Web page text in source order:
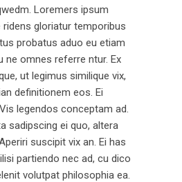
Loremers ipsum
gloriatur temporibus
probatus aduo eu etiam
ne omnes referre ntur. Ex
ut legimus similique vix,
definitionem eos. Ei
legendos conceptam ad.
sadipscing ei quo, altera
suscipit vix an. Ei has
partiendo nec ad, cu dico
volutpat philosophia ea.